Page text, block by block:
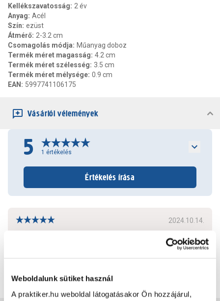
Weboldalunk sütiket használ
A praktiker.hu weboldal látogatásakor Ön hozzájárul,
Kellékszavatosság: 2 év
Anyag: Acél
Szín: ezüst
Átmérő: 2-3.2 cm
Csomagolás módja: Műanyag doboz
Termék méret magasság: 4.2 cm
Termék méret szélesség: 3.5 cm
Termék méret mélysége: 0.9 cm
EAN : 5997741106175
Vásárlói vélemények
5 1 értékelés
Értékelés írása
2024.10.14.